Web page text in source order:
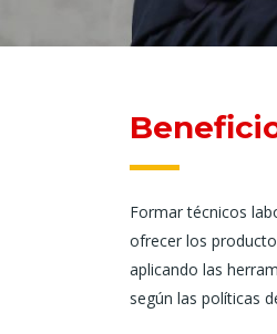
Formar técnicos
ofrecer los
aplicando las
según las políticas